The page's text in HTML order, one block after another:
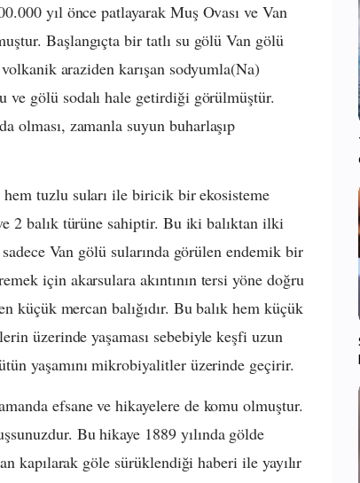
yıl önce patlayarak Muş Ovası ve Van
Başlangıçta bir tatlı su gölü Van gölü
araziden karışan sodyumla(Na)
ve gölü sodalı hale getirdiği görülmüştür.
olması, zamanla suyun buharlaşıp
hem tuzlu suları ile biricik bir ekosisteme
2 balık türüne sahiptir. Bu iki balıktan ilki
Van gölü sularında görülen endemik bir
için akarsulara akıntının tersi yöne doğru
küçük mercan balığıdır. Bu balık hem küçük
üzerinde yaşaması sebebiyle keşfi uzun
yaşamını mikrobiyalitler üzerinde geçirir.
efsane ve hikayelere de komu olmuştur.
Bu hikaye 1889 yılında gölde
kapılarak göle sürüklendiği haberi ile yayılır